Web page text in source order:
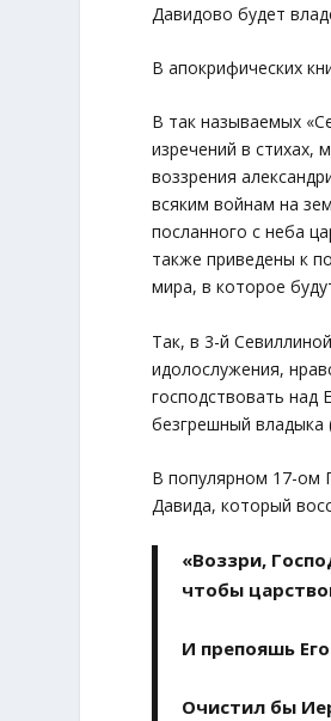
Давидово будет
В апокрифических
В так называемых
изречений в стихах,
воззрения
всяким войнам на
посланного с неба
также приведены к
мира, в которое
Так, в 3-й
идолослужения,
господствовать над
безгрешный
В популярном 17-ом
Давида, который
«Воззри,
чтобы
И препояшь
Очистил бы